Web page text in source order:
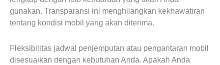
gunakan. Transparansi ini menghilangkan kekhawatiran
tentang kondisi mobil yang akan diterima.
Fleksibilitas jadwal penjemputan atau pengantaran mobil
disesuaikan dengan kebutuhan Anda. Apakah Anda